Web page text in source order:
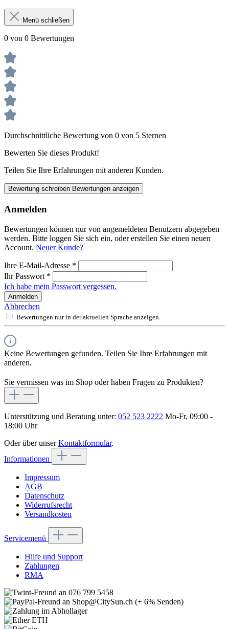
Menü schließen
0 von 0 Bewertungen
Durchschnittliche Bewertung von 0 von 5 Sternen
Bewerten Sie dieses Produkt!
Teilen Sie Ihre Erfahrungen mit anderen Kunden.
Bewertung schreiben Bewertungen anzeigen
Anmelden
Bewertungen können nur von angemeldeten Benutzern abgegeben
werden. Bitte loggen Sie sich ein, oder erstellen Sie einen neuen
Account. Neuer Kunde?
Ihre E-Mail-Adresse *
Ihr Passwort *
Ich habe mein Passwort vergessen.
Anmelden
Abbrechen
Bewertungen nur in der aktuellen Sprache anzeigen.
Keine Bewertungen gefunden. Teilen Sie Ihre Erfahrungen mit
anderen.
Sie vermissen was im Shop oder haben Fragen zu Produkten?
Unterstützung und Beratung unter: 052 523 2222 Mo-Fr, 09:00 -
18:00 Uhr
Oder über unserKontaktformular.
Informationen
Impressum
AGB
Datenschutz
Widerrufsrecht
Versandkosten
Servicemenü
Hilfe und Support
Zahlungen
RMA